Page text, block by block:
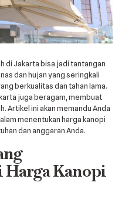
di Jakarta bisa jadi tantangan
dan hujan yang seringkali
berkualitas dan tahan lama.
juga beragam, membuat
Artikel ini akan memandu Anda
menentukan harga kanopi
dan anggaran Anda.
Kanopi